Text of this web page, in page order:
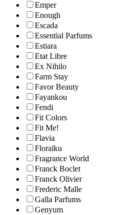
Emper
Enough
Escada
Essential Parfums
Estiara
Etat Libre
Ex Nihilo
Farm Stay
Favor Beauty
Fayankou
Fendi
Fit Colors
Fit Me!
Flavia
Floraïku
Fragrance World
Franck Boclet
Franck Olivier
Frederic Malle
Galla Parfums
Genyum